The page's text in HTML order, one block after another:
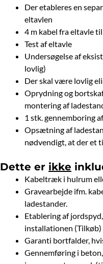
Der etableres en
eltavlen
4 m kabel fra eltavle
Test af eltavle
Undersøgelse af
lovlig)
Der skal være lovlig
Oprydning og
montering af
1 stk. gennemboring
Opsætning af
nødvendigt, at der
Dette er ikke
Kabeltræk i hulrum
Gravearbejde ifm.
ladestander.
Etablering af
installationen (Tilkøb)
Garanti bortfalder,
Gennemføring i